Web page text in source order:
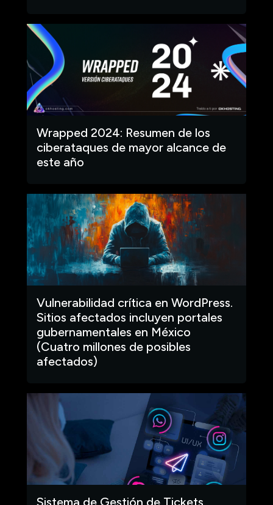
Wrapped 2024: Resumen de los
ciberataques de mayor alcance de
este año
Vulnerabilidad crítica en WordPress.
Sitios afectados incluyen portales
gubernamentales en México
(Cuatro millones de posibles
afectados)
Sistema de Gestión de Tickets